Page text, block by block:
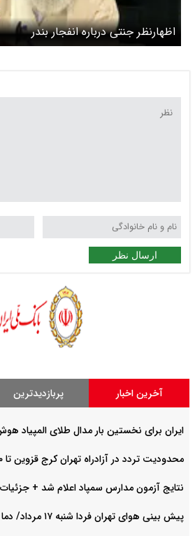
اظهارنظر جنتی درباره انفجار بندر
ارسال نظر
آخرین اخبار پربازدیدترین
ایران برای نخستین بار مدال طلای المپیاد
محدودیت تردد در آزادراه تهران کرج قزوین تا ۲۰ شهریور
نتایج آزمون مدارس سمپاد اعلام شد +
پیش بینی هوای تهران فردا شنبه ۱۷ مرداد/ دما کاهشی می شود